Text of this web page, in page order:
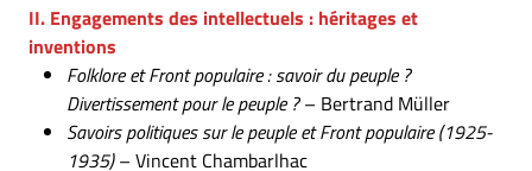
II. Engagements des intellectuels : héritages et
inventions
Folklore et Front populaire : savoir du peuple ?
Divertissement pour le peuple ?– Bertrand Müller
Savoirs politiques sur le peuple et Front populaire (1925-
1935)– Vincent Chambarlhac